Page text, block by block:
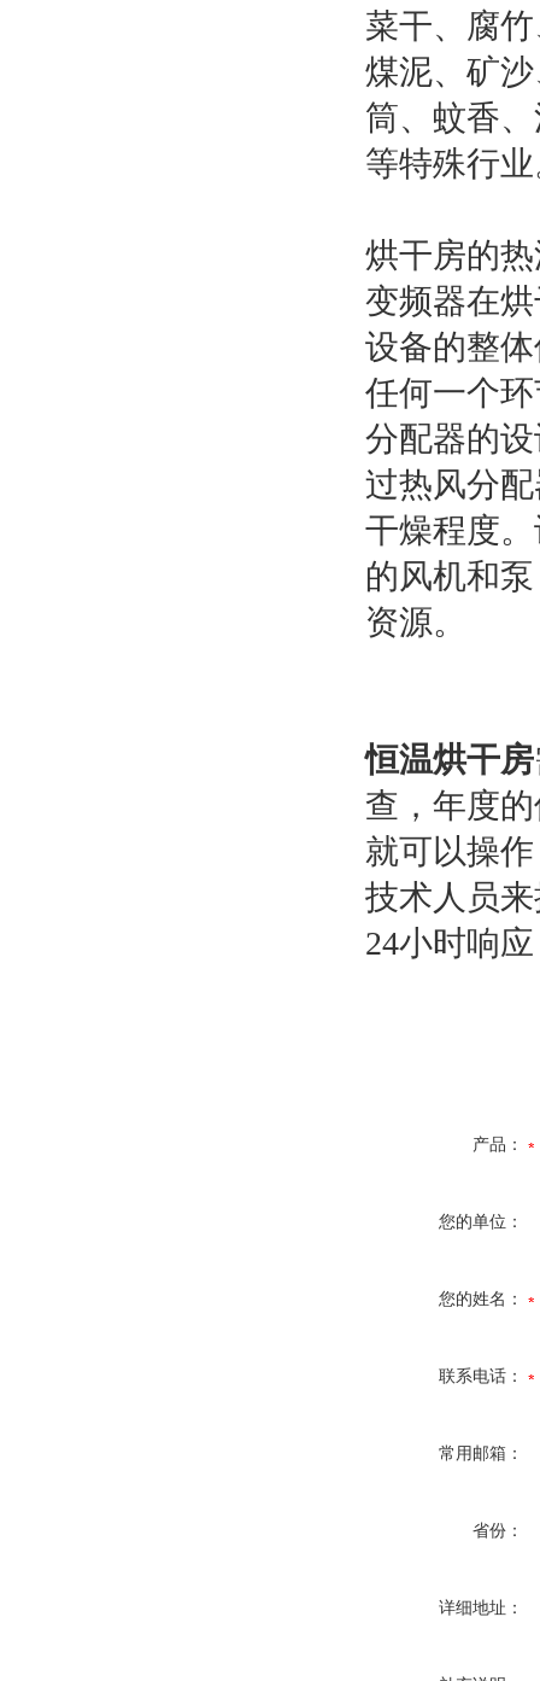
菜干、腐
煤泥、矿
筒、蚊香
等特殊行
烘干房的
变频器在
设备的整
任何一个
分配器的
过热风分
干燥程度
的风机和
资源。
恒温烘干房
查，年度
就可以操
技术人员
24小时响
产品：
您的单位：
您的姓名：
联系电话：
常用邮箱：
省份：
详细地址：